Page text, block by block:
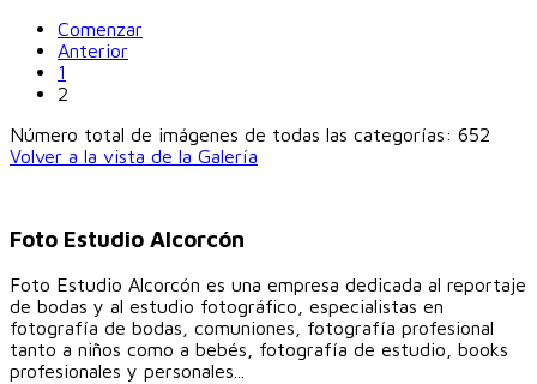
Comenzar
Anterior
1
2
Número total de imágenes de todas las categorías: 652
Volver a la vista de la Galería
Foto Estudio Alcorcón
Foto Estudio Alcorcón es una empresa dedicada al reportaje
de bodas y al estudio fotográfico, especialistas en
fotografía de bodas, comuniones, fotografía profesional
tanto a niños como a bebés, fotografía de estudio, books
profesionales y personales...